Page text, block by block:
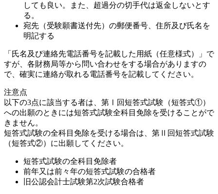
しても良い。また、超過分の切手代は返金しないとす
る。
宛先（受験願書送付先）の郵便番号、住所及び氏名を
明記する
「氏名及び連絡先電話番号を記載した用紙（任意様式）」で
すが、各財務局等から問い合わせをする場合がありますの
で、確実に連絡が取れる電話番号を記載してください。
注意点
以下の3点に該当する者は、第Ⅰ回短答式試験（短答式①）
への出願のときには短答式試験全科目免除を受けることがで
きません。
短答式試験の全科目免除を受ける場合は、第Ⅱ回短答式試験
（短答式②）に出願してください。
短答式試験の全科目免除者
前年又は前々年の短答式試験の合格者
旧公認会計士試験第2次試験合格者